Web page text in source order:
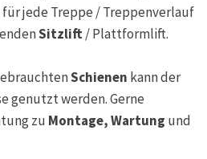
für jede Treppe / Treppenverlauf
Sitzlift/ Plattformlift.
Schienen kann der
genutzt werden. Gerne
zu Montage, Wartung und